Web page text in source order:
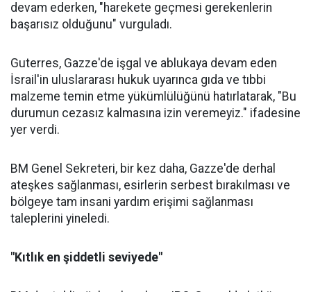
devam ederken, "harekete geçmesi gerekenlerin
başarısız olduğunu" vurguladı.
Guterres, Gazze'de işgal ve ablukaya devam eden
İsrail'in uluslararası hukuk uyarınca gıda ve tıbbi
malzeme temin etme yükümlülüğünü hatırlatarak, "Bu
durumun cezasız kalmasına izin veremeyiz." ifadesine
yer verdi.
BM Genel Sekreteri, bir kez daha, Gazze'de derhal
ateşkes sağlanması, esirlerin serbest bırakılması ve
bölgeye tam insani yardım erişimi sağlanması
taleplerini yineledi.
"Kıtlık en şiddetli seviyede"